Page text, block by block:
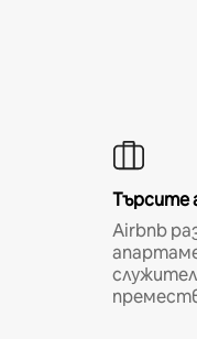
Търсите
Airbnb